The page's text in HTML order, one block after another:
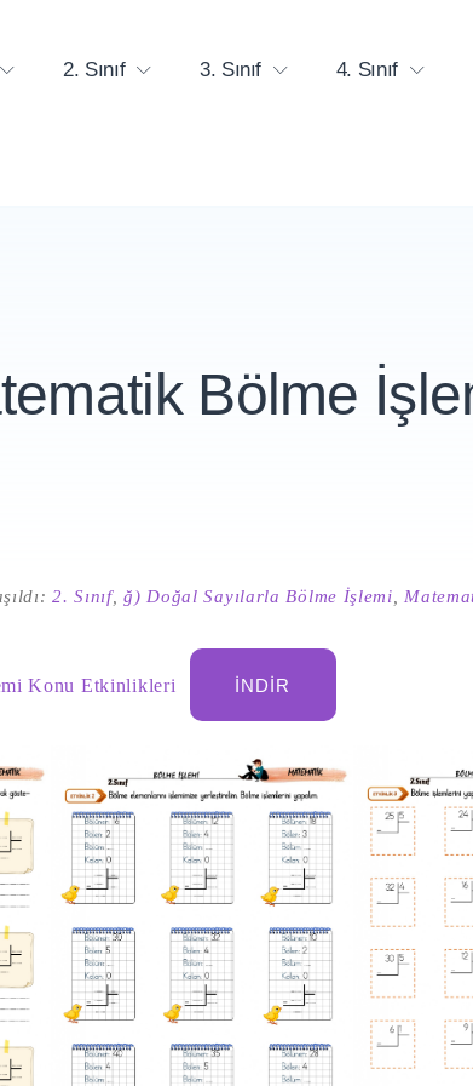
2. Sınıf 3. Sınıf 4. Sınıf
Bölme
2. Sınıf,ğ) Doğal Sayılarla Bölme İşlemi
Konu Etkinlikleri İNDIR